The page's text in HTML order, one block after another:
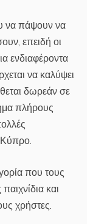
να πάψουν να
επειδή οι
ενδιαφέροντα
να καλύψει
δωρεάν σε
πλήρους
που τους
και
χρήστες.